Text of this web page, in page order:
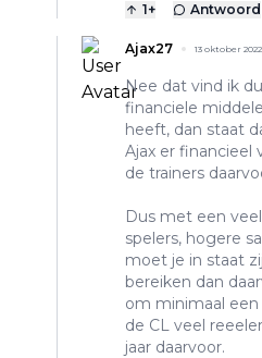
1+ Antwoord
Ajax27 13 oktober 2022
Nee dat vind ik
financiele
heeft, dan staat
Ajax er financieel
de trainers
Dus met een
spelers, hogere
moet je in staat
bereiken dan
om minimaal
de CL veel
jaar daarvoor.